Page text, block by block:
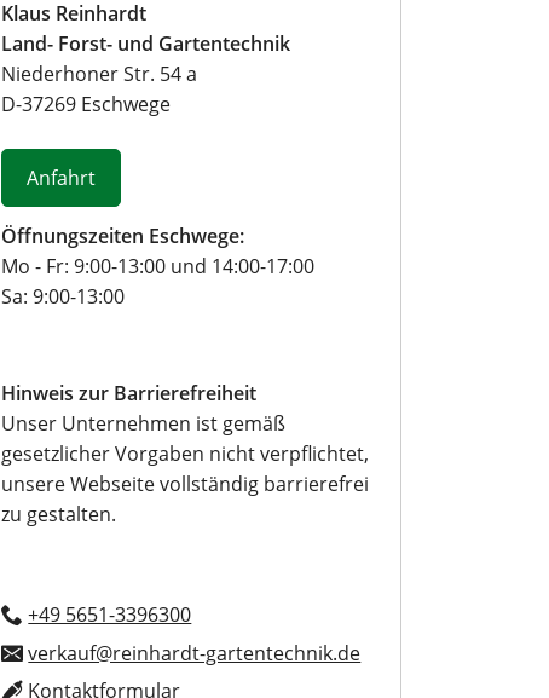
r
m
u
l
a
Klaus Reinhardt
Land- Forst- und Gartentechnik
Niederhoner Str. 54 a
D-37269 Eschwege
Anfahrt
Öffnungszeiten Eschwege:
Mo - Fr: 9:00-13:00 und 14:00-17:00
Sa: 9:00-13:00
Hinweis zur Barrierefreiheit
Unser Unternehmen ist gemäß
gesetzlicher Vorgaben nicht verpflichtet,
unsere Webseite vollständig barrierefrei
zu gestalten.
+49 5651-3396300
verkauf@reinhardt-gartentechnik.de
Kontaktformular